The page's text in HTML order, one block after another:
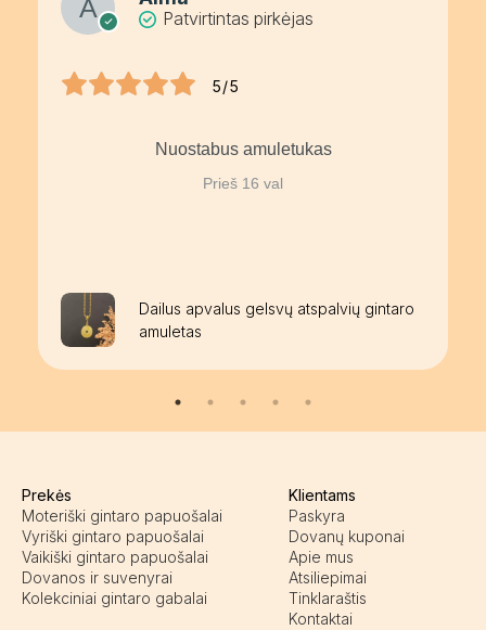
Patvirtintas pirkėjas
5/5
Nuostabus amuletukas
Prieš 16 val
Dailus apvalus gelsvų atspalvių gintaro
amuletas
Prekės
Moteriški gintaro papuošalai
Vyriški gintaro papuošalai
Vaikiški gintaro papuošalai
Dovanos ir suvenyrai
Kolekciniai gintaro gabalai
Klientams
Paskyra
Dovanų kuponai
Apie mus
Atsiliepimai
Tinklaraštis
Kontaktai